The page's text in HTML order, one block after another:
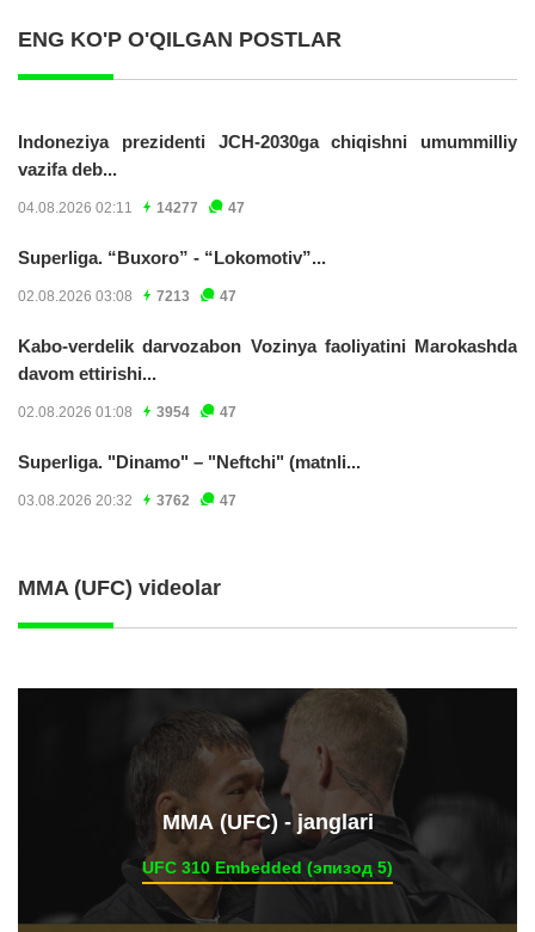
ENG KO'P O'QILGAN POSTLAR
Indoneziya prezidenti JCH-2030ga chiqishni umummilliy
vazifa deb...
04.08.2026 02:11 14277 47
Superliga. “Buxoro” - “Lokomotiv”...
02.08.2026 03:08 7213 47
Kabo-verdelik darvozabon Vozinya faoliyatini Marokashda
davom ettirishi...
02.08.2026 01:08 3954 47
Superliga. "Dinamo" – "Neftchi" (matnli...
03.08.2026 20:32 3762 47
MMA (UFC) videolar
ММА (UFC) - janglari
UFC 310 Embedded (эпизод 5)